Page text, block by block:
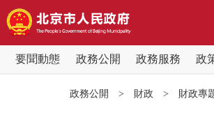
要聞動態 政務公開 政務服務 政
政務公開 > 財政 > 財政專